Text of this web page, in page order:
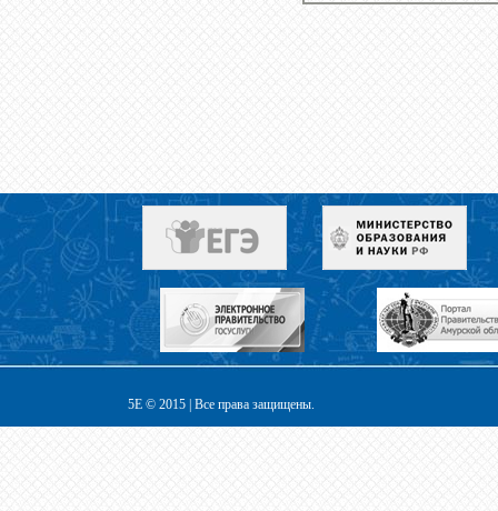
5E © 2015 | Все права защищены.